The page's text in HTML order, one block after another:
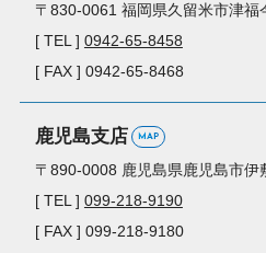
〒830-0061 福岡県久留米市津福
[ TEL ] 0942-65-8458
[ FAX ] 0942-65-8468
鹿児島支店 MAP
〒890-0008 鹿児島県鹿児島市伊
[ TEL ] 099-218-9190
[ FAX ] 099-218-9180